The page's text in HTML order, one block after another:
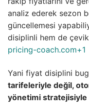
analiz ederek sezon
güncellemesi
disiplinli hem de
pricing-coach.com+1
Yani fiyat disiplini
tarifeleriyle değil,
yönetimi stratejisiyle